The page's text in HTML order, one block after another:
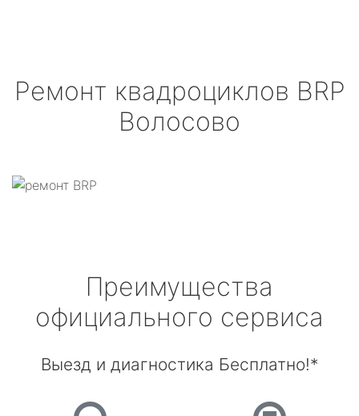
Ремонт квадроциклов BRP
Волосово
Преимущества
официального сервиса
Выезд и диагностика Бесплатно!*